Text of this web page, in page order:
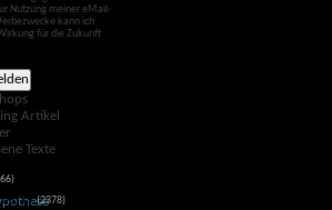
Nutzung meiner eMail-
kann ich
für die Zukunft
Artikel
Texte
05/15 (2378)